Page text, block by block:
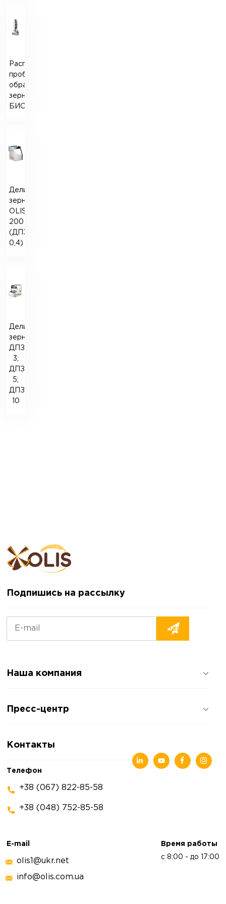
Распределитель
проб
образцов
зерна
БИС-1У
Делитель
зерна
OLISLAB
200
(ДПЗО
0,4)
Делитель
зерна
ДПЗ
3;
ДПЗ
5;
ДПЗ
10
Подпишись на рассылку
Наша компания
Отзывы о компании
Пресс-центр
Статьи
Контакты
Телефон
+38 (067) 822-85-58
+38 (048) 752-85-58
E-mail
olis1@ukr.net
info@olis.com.ua
Время работы
с 8:00 - до 17:00